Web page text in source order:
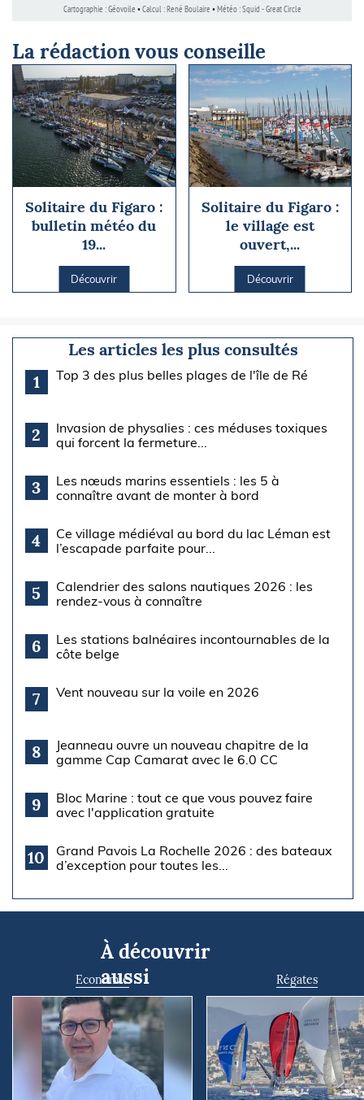
La rédaction vous conseille
Solitaire du Figaro :
bulletin météo du
19...
Découvrir
Solitaire du Figaro :
le village est
ouvert,...
Découvrir
Les articles les plus consultés
1
Top 3 des plus belles plages de l'île de Ré
2
Invasion de physalies : ces méduses toxiques
qui forcent la fermeture...
3
Les nœuds marins essentiels : les 5 à
connaître avant de monter à bord
4
Ce village médiéval au bord du lac Léman est
l’escapade parfaite pour...
5
Calendrier des salons nautiques 2026 : les
rendez-vous à connaître
6
Les stations balnéaires incontournables de la
côte belge
7 Vent nouveau sur la voile en 2026
8
Jeanneau ouvre un nouveau chapitre de la
gamme Cap Camarat avec le 6.0 CC
9
Bloc Marine : tout ce que vous pouvez faire
avec l'application gratuite
10
Grand Pavois La Rochelle 2026 : des bateaux
d’exception pour toutes les...
À découvrir
aussi
Economie Régates